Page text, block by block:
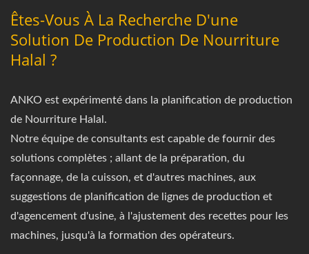
Êtes-Vous À La Recherche D'une
Solution De Production De Nourriture
Halal ?
ANKO est expérimenté dans la planification de production
de Nourriture Halal.
Notre équipe de consultants est capable de fournir des
solutions complètes ; allant de la préparation, du
façonnage, de la cuisson, et d'autres machines, aux
suggestions de planification de lignes de production et
d'agencement d'usine, à l'ajustement des recettes pour les
machines, jusqu'à la formation des opérateurs.